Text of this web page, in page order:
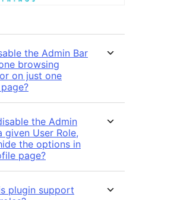
the Admin Bar
browsing
on just one
the Admin
given User Role,
the options in
page?
plugin support